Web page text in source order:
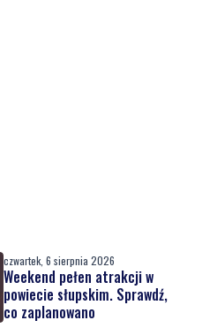
czwartek, 6 sierpnia 2026
Weekend pełen atrakcji w
powiecie słupskim. Sprawdź,
co zaplanowano